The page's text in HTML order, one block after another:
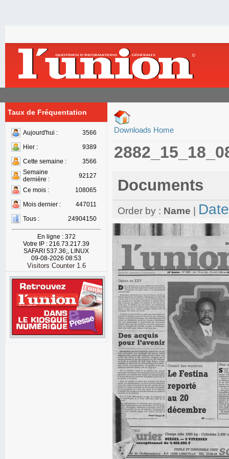
Taux de Fréquentation
Aujourd'hui :
3566
Hier :
9389
Cette semaine :
3566
Semaine
dernière :
92127
Ce mois :
108065
Mois dernier :
447011
Tous :
24904150
En ligne : 372
Votre IP : 216.73.217.39
SAFARI 537.36;, LINUX
09-08-2026 08:53
Visitors Counter 1.6
Downloads Home
Documents
Order by : Name Date